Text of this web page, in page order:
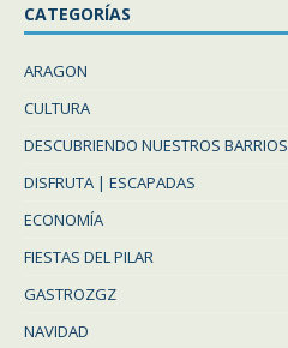
CATEGORÍAS
ARAGON
CULTURA
DESCUBRIENDO NUESTROS BARRIOS
DISFRUTA | ESCAPADAS
ECONOMÍA
FIESTAS DEL PILAR
GASTROZGZ
NAVIDAD